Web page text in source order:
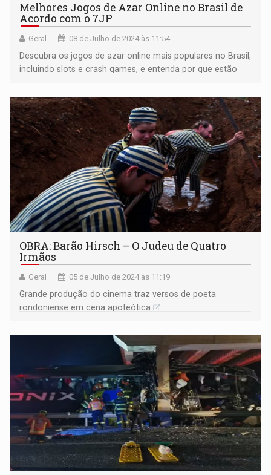
Melhores Jogos de Azar Online no Brasil de
Acordo com o 7JP
Geral 08 de Julho de 2024 às 11:54
Descubra os jogos de azar online mais populares no Brasil,
incluindo slots e crash games, e entenda por que estão
OBRA: Barão Hirsch – O Judeu de Quatro
Irmãos
Geral 05 de Julho de 2024 às 11:19
Grande produção do cinema traz versos de poeta
rondoniense em cena apoteótica